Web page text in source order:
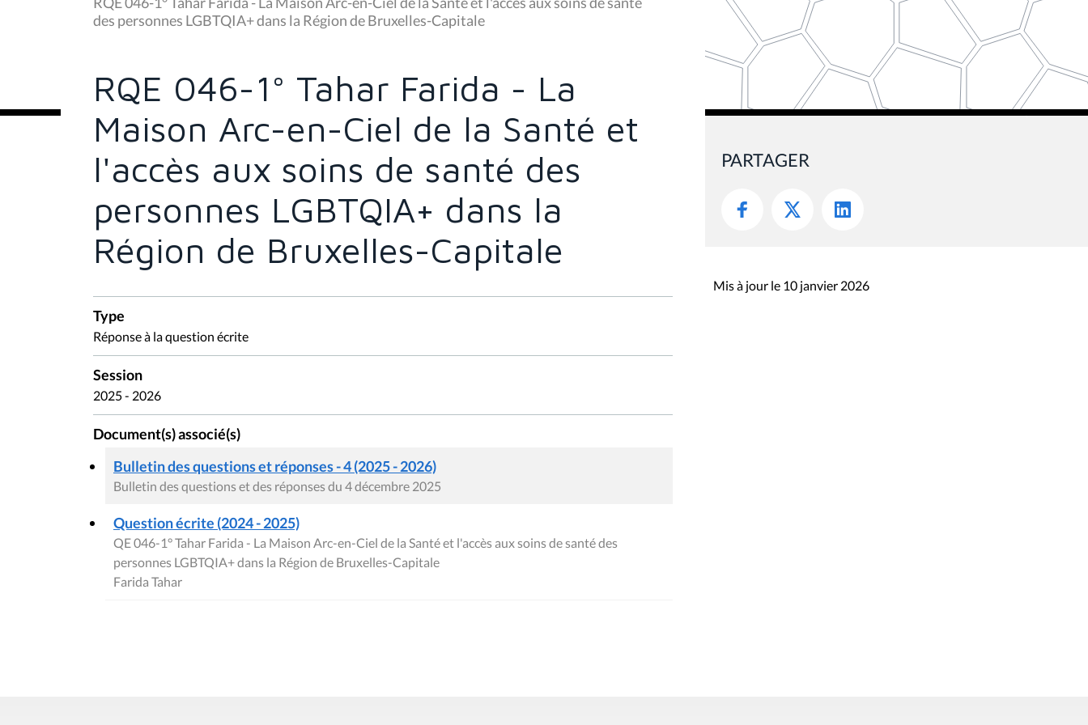
s
ê
:
des personnes LGBTQIA+ dans la Région de Bruxelles-Capitale
RQE 046-1° Tahar Farida - La
Maison Arc-en-Ciel de la Santé et
l'accès aux soins de santé des
personnes LGBTQIA+ dans la
Région de Bruxelles-Capitale
Type
Réponse à la question écrite
Session
2025 - 2026
Document(s) associé(s)
Bulletin des questions et réponses - 4 (2025 - 2026)
Bulletin des questions et des réponses du 4 décembre 2025
Question écrite (2024 - 2025)
QE 046-1° Tahar Farida - La Maison Arc-en-Ciel de la Santé et l'accès aux soins de santé des
personnes LGBTQIA+ dans la Région de Bruxelles-Capitale
Farida Tahar
PARTAGER
Mis à jour le 10 janvier 2026